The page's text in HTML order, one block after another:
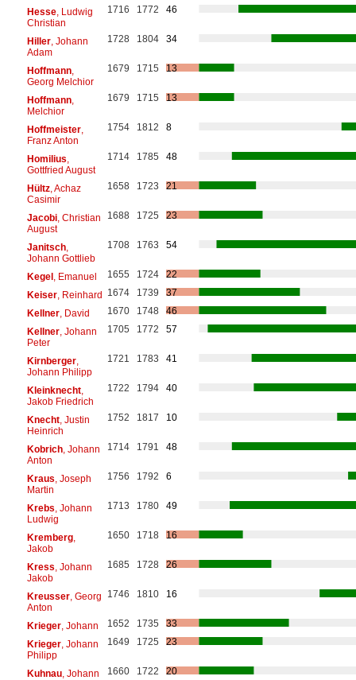
Hesse, Ludwig
Christian
1716 1772 46
Hiller, Johann
Adam
1728 1804 34
Hoffmann,
Georg Melchior
1679 1715 13
Hoffmann,
Melchior
1679 1715 13
Hoffmeister,
Franz Anton
1754 1812 8
Homilius
Gottfried August
1714 1785 48
Hültz, Achaz
Casimir
1658 1723 21
Jacobi, Christian
August
1688 1725 23
Janitsch,
Johann Gottlieb
1708 1763 54
Kegel, Emanuel 1655 1724
22
Keiser, Reinhard 1674 1739
37
Kellner, David 1670 1748
46
Kellner, Johann
Peter
1705 1772 57
Kirnberger,
Johann Philipp
1721 1783 41
Kleinknecht,
Jakob Friedrich
1722 1794 40
Knecht, Justin
Heinrich
1752 1817 10
Kobrich, Johann
Anton
1714 1791 48
Kraus , Joseph
Martin
1756 1792 6
Krebs , Johann
Ludwig
1713 1780 49
Kremberg,
Jakob
1650 1718 16
Kress , Johann
Jakob
1685 1728 26
Kreusser, Georg
Anton
1746 1810 16
Krieger, Johann 1652 1735
33
Krieger, Johann
Philipp
1649 1725 23
Kuhnau, Johann 1660 1722
20